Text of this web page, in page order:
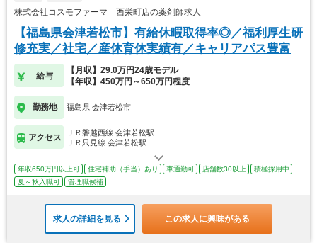
株式会社コスモファーマ 西栄町店の薬剤師求人
【福島県会津若松市】有給休暇取得率◎／福利厚生研
修充実／社宅／産休育休実績有／キャリアパス豊富
給与
【月収】29.0万円24歳モデル
【年収】450万円～650万円程度
勤務地 福島県 会津若松市
アクセス
ＪＲ磐越西線 会津若松駅
ＪＲ只見線 会津若松駅
年収650万円以上可 住宅補助（手当）あり 車通勤可 店舗数30以上
積極採用中
夏～秋入職可
管理職候補
求人の詳細を見る この求人に興味がある